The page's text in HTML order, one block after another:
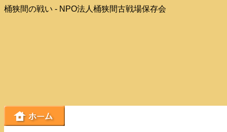
桶狭間の戦い - NPO法人桶狭間古戦場保存会